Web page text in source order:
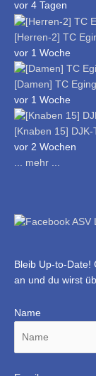
vor 4 Tagen
[Herren-2] TC
vor 1 Woche
[Damen] TC
vor 1 Woche
[Knaben 15] DJK-
vor 2 Wochen
... mehr ...
Bleib Up-to-Date!
an und du wirst
Name